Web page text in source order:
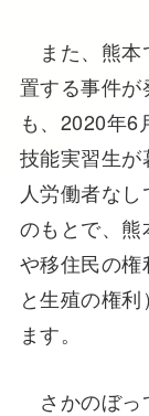
また、熊本
置する事件が
も、2020年6
技能実習生
人労働者な
のもとで、熊
や移住民の
と生殖の権
ます。
さかのぼっ